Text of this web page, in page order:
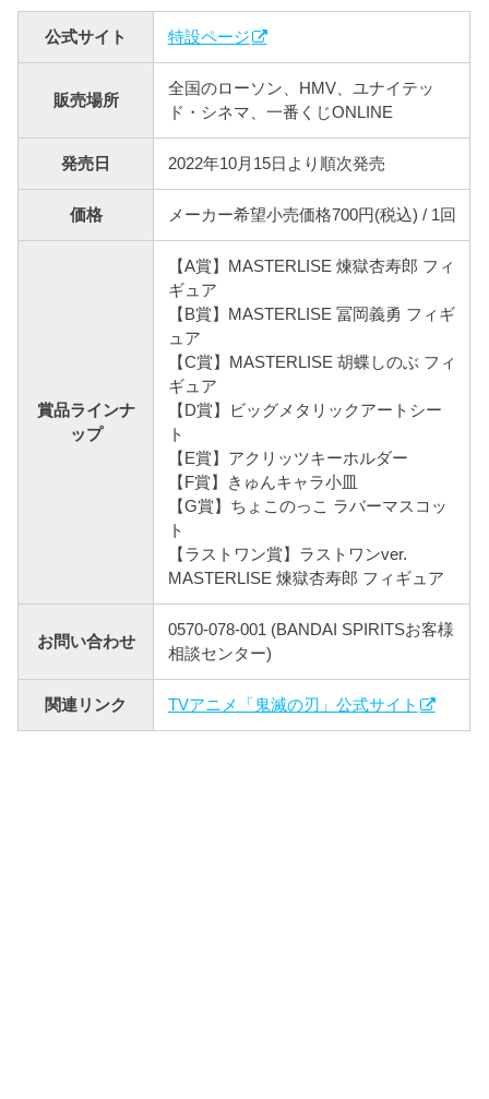
公式サイト 特設ページ
販売場所
全国のローソン、HMV、ユナイテッ
ド・シネマ、一番くじONLINE
発売日 2022年10月15日より順次発売
価格 メーカー希望小売価格700円(税込) / 1回
賞品ラインナ
ップ
【A賞】MASTERLISE 煉獄杏寿郎 フィ
ギュア
【B賞】MASTERLISE 冨岡義勇 フィギ
ュア
【C賞】MASTERLISE 胡蝶しのぶ フィ
ギュア
【D賞】ビッグメタリックアートシー
ト
【E賞】アクリッツキーホルダー
【F賞】きゅんキャラ小皿
【G賞】ちょこのっこ ラバーマスコッ
ト
【ラストワン賞】ラストワンver.
MASTERLISE 煉獄杏寿郎 フィギュア
お問い合わせ
0570-078-001 (BANDAI SPIRITSお客様
相談センター)
関連リンク TVアニメ「鬼滅の刃」公式サイト